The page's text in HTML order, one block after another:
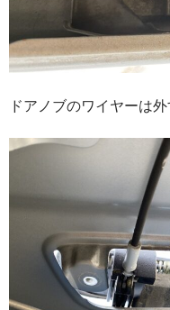
ドアノブのワイヤーは